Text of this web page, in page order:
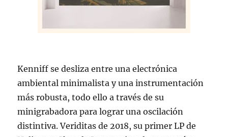
Kenniff se desliza entre una electrónica
ambiental minimalista y una instrumentación
más robusta, todo ello a través de su
minigrabadora para lograr una oscilación
distintiva. Veriditas de 2018, su primer LP de